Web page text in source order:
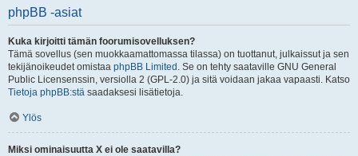
phpBB -asiat
Kuka kirjoitti tämän foorumisovelluksen?
Tämä sovellus (sen muokkaamattomassa tilassa) on tuottanut, julkaissut ja sen
tekijänoikeudet omistaa phpBB Limited . Se on tehty saataville GNU General
Public Licensenssin, versiolla 2 (GPL-2.0) ja sitä voidaan jakaa vapaasti. Katso
Tietoja phpBB:stä saadaksesi lisätietoja.
Ylös
Miksi ominaisuutta X ei ole saatavilla?